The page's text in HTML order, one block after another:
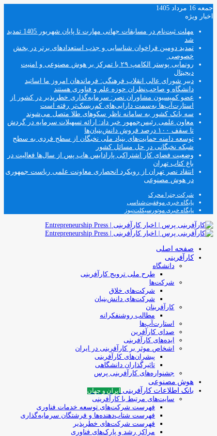
جمعه 16 مرداد 1405
اخبار ویژه
مهلت ثبت‌نام در مسابقات جهانی مهارت تا پایان شهریور 1405 تمدید
شد
تمدید دومین فراخوان شناسایی و جذب استعدادهای برتر در بخش
خصوصی
رونمایی پوستر الکامپ ۲۹ با تمرکز بر هوش مصنوعی و امنیت
دیجیتال
دبیر شورای عالی انقلاب فرهنگی: فرماندهان امروز ما اساتید
دانشگاه و صاحب‌نظران حوزه علم و فناوری هستند
عضو کمیسیون مشاوران نصر: سرمایه‌گذاری خطرپذیر در کشور از
استارت‌آپ‌ها به‌سمت دارایی‌های کم‌ریسک‌تر رفته است
سه بانک کشور به سامانه ناظر سکوهای طلا متصل می‌شوند
معاون علمی رئیس‌جمهور خبر داد: ارائه تسهیلات سرمایه در گردش
تا سقف ۱۰۰ درصد فروش دانش‌بنیان‌ها
توسعه دامنه حمایت‌های بنیاد ملی نخبگان از سطح فردی به سطح
شبکه نخبگانی در حل مسائل کشور
وضعیت فضای کار اشتراکی پارادایس هاب پس از سال‌ها فعالیت در
باغ کتاب تهران
انتقاد نصر تهران از رویکرد انحصاری معاونت علمی ریاست جمهوری
در هوش مصنوعی
شرکت چترا محرک
پایگاه خبری موفقیت‌شناسی
پایگاه خبری موتورسیکلت‌نیوز
صفحه اصلی
کارآفرینی
دانشگاه
طرح ملی ترویج کارآفرینی
شرکت‌ها
شرکت‌های خلاق
شرکت‌های دانش‌بنیان
کارآفرینان
مطالب روشنفکرانه
استارت‌آپ‌ها
صدای کارآفرین
ایده‌های کارآفرینی
اشخاص موثر بر کارآفرینی در ایران
پیشران‌های کارآفرینی
تاثیرگذاران دانشگاهی
جشنواره‌های کارآفرینی‌ پرس
هوش مصنوعی
بانک اطلاعات کارآفرینی
ایران و جهان
سایت‌های مرتبط با کارآفرینی
فهرست شرکت‌های‌‌ توسعه‌ خدمات فناوری
فهرست شتاب‌دهنده‌ها‌ و فرشتگان‌ سرمایه‌گذاری
فهرست شرکت‌های خطرپذیر
مراکز رشد و پارک‌های فناوری